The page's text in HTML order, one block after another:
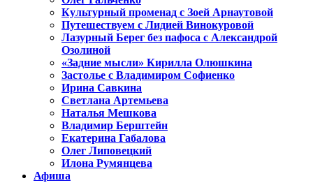
Культурный променад с Зоей Арнаутовой
Путешествуем с Лидией Винокуровой
Лазурный Берег без пафоса с Александрой
Озолиной
«Задние мысли» Кирилла Олюшкина
Застолье с Владимиром Софиенко
Ирина Савкина
Светлана Артемьева
Наталья Мешкова
Владимир Берштейн
Екатерина Габалова
Олег Липовецкий
Илона Румянцева
Афиша